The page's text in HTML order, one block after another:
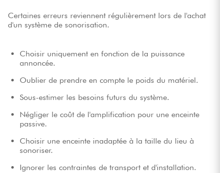
Certaines erreurs reviennent régulièrement lors de l'achat
d'un système de sonorisation.
Choisir uniquement en fonction de la puissance
annoncée.
Oublier de prendre en compte le poids du matériel.
Sous-estimer les besoins futurs du système.
Négliger le coût de l'amplification pour une enceinte
passive.
Choisir une enceinte inadaptée à la taille du lieu à
sonoriser.
Ignorer les contraintes de transport et d'installation.